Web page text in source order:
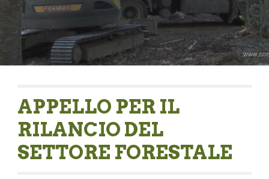
APPELLO PER IL
RILANCIO DEL
SETTORE FORESTALE